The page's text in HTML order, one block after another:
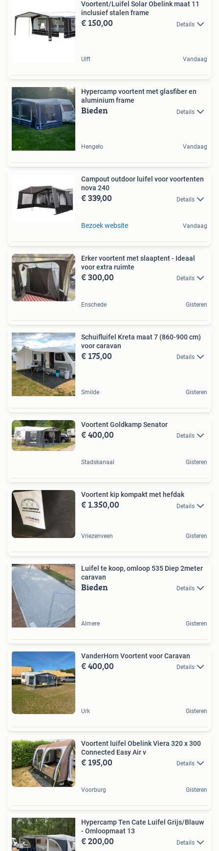
Voortent/Luifel Solar Obelink maat 11
inclusief stalen frame
€ 150,00 Details
Ulft Vandaag
Hypercamp voortent met glasfiber en
aluminium frame
Bieden Details
Hengelo Vandaag
Campout outdoor luifel voor voortenten
nova 240
€ 339,00 Details
Bezoek website Vandaag
Erker voortent met slaaptent - Ideaal
voor extra ruimte
€ 300,00 Details
Enschede Gisteren
Schuifluifel Kreta maat 7 (860-900 cm)
voor caravan
€ 175,00 Details
Smilde Gisteren
Voortent Goldkamp Senator
€ 400,00 Details
Stadskanaal Gisteren
Voortent kip kompakt met hefdak
€ 1.350,00 Details
Vriezenveen Gisteren
Luifel te koop, omloop 535 Diep 2meter
caravan
Bieden Details
Almere Gisteren
VanderHorn Voortent voor Caravan
€ 400,00 Details
Urk Gisteren
Voortent luifel Obelink Viera 320 x 300
Connected Easy Air v
€ 195,00 Details
Voorburg Gisteren
Hypercamp Ten Cate Luifel Grijs/Blauw
- Omloopmaat 13
€ 200,00 Details